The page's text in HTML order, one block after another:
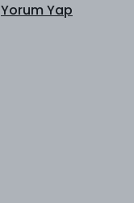
Yorum Yap